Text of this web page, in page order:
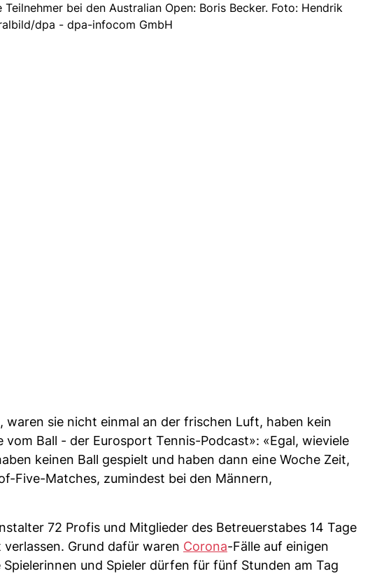
bei den Australian Open: Boris Becker. Foto: Hendrik
dpa - dpa-infocom GmbH
waren sie nicht einmal an der frischen Luft, haben kein
vom Ball - der Eurosport Tennis-Podcast»: «Egal, wieviele
keinen Ball gespielt und haben dann eine Woche Zeit,
Five-Matches, zumindest bei den Männern,
72 Profis und Mitglieder des Betreuerstabes 14 Tage
Grund dafür waren Corona-Fälle auf einigen
und Spieler dürfen für fünf Stunden am Tag